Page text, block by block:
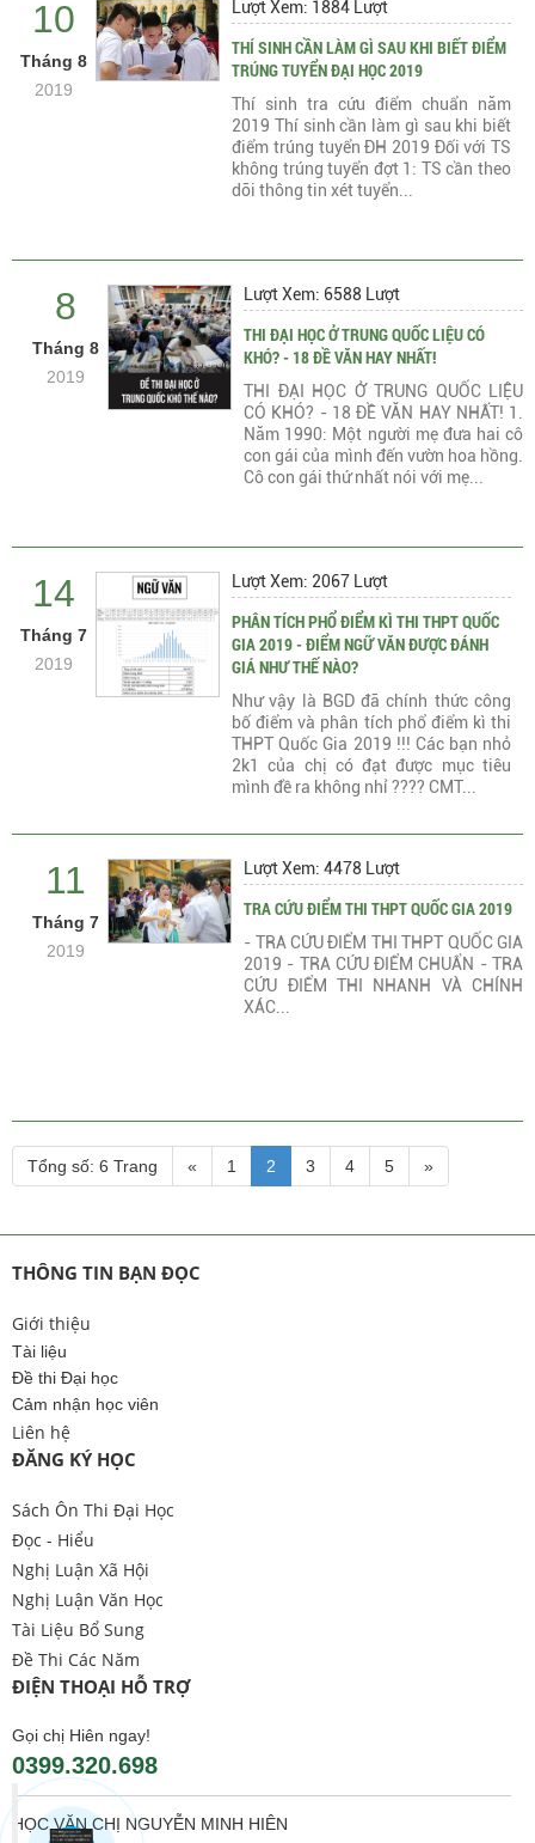
10
Tháng 8
2019
Lượt Xem: 1884 Lượt
THÍ SINH CẦN LÀM GÌ SAU KHI BIẾT ĐIỂM
TRÚNG TUYỂN ĐẠI HỌC 2019
Thí sinh tra cứu điểm chuẩn năm
2019 Thí sinh cần làm gì sau khi biết
điểm trúng tuyển ĐH 2019 Đối với TS
không trúng tuyển đợt 1: TS cần theo
dõi thông tin xét tuyển...
8
Tháng 8
2019
Lượt Xem: 6588 Lượt
THI ĐẠI HỌC Ở TRUNG QUỐC LIỆU CÓ
KHÓ? - 18 ĐỀ VĂN HAY NHẤT!
THI ĐẠI HỌC Ở TRUNG QUỐC LIỆU
CÓ KHÓ? - 18 ĐỀ VĂN HAY NHẤT! 1.
Năm 1990: Một người mẹ đưa hai cô
con gái của mình đến vườn hoa hồng.
Cô con gái thứ nhất nói với mẹ...
14
Tháng 7
2019
Lượt Xem: 2067 Lượt
PHÂN TÍCH PHỔ ĐIỂM KÌ THI THPT QUỐC
GIA 2019 - ĐIỂM NGỮ VĂN ĐƯỢC ĐÁNH
GIÁ NHƯ THẾ NÀO?
Như vậy là BGD đã chính thức công
bố điểm và phân tích phổ điểm kì thi
THPT Quốc Gia 2019 !!! Các bạn nhỏ
2k1 của chị có đạt được mục tiêu
mình đề ra không nhỉ ???? CMT...
11
Tháng 7
2019
Lượt Xem: 4478 Lượt
TRA CỨU ĐIỂM THI THPT QUỐC GIA 2019
- TRA CỨU ĐIỂM THI THPT QUỐC GIA
2019 - TRA CỨU ĐIỂM CHUẨN - TRA
CỨU ĐIỂM THI NHANH VÀ CHÍNH
XÁC...
Tổng số: 6 Trang « 1 2 3 4 5 »
THÔNG TIN BẠN ĐỌC
Giới thiệu
Tài liệu
Đề thi Đại học
Cảm nhận học viên
Liên hệ
ĐĂNG KÝ HỌC
Sách Ôn Thi Đại Học
Đọc - Hiểu
Nghị Luận Xã Hội
Nghị Luận Văn Học
Tài Liệu Bổ Sung
Đề Thi Các Năm
ĐIỆN THOẠI HỖ TRỢ
Gọi chị Hiên ngay!
0399.320.698
HỌC VĂN CHỊ NGUYỄN MINH HIÊN